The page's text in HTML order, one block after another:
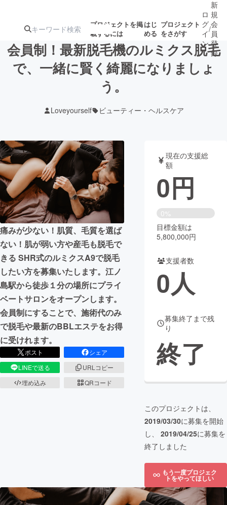
プロジェクトを掲
載するには
はじ
める
プロジェクト
をさがす
注目の新着プロ
テクノロジー・ガジェット
映像・映画 書籍・雑誌
ビジネス・起業 チャレンジ
まちづくり・地域活性化
CAMPFIRE for Social Good
CAMPFIRE Creation
CAMPFIREふるさと納税
コミュニティ
ロ
グ
イ
ン
/
新
規
会
員
登
録
会員制！最新脱毛機のルミクス脱毛
で、一緒に賢く綺麗になりましょ
う。
Loveyourself ビューティー・ヘルスケア
痛みが少ない！肌質、毛質を選ば
ない！肌が弱い方や産毛も脱毛で
きる SHR式のルミクスA9で脱毛
したい方を募集いたします。江ノ
島駅から徒歩１分の場所にプライ
ベートサロンをオープンします。
会員制にすることで、施術代のみ
で脱毛や最新のBBLエステをお得
に受けれます。
ポスト
シェア
LINEで送る
URLコピー
埋め込み
QRコード
現在の支援総
額
0円
0%
目標金額は
5,800,000円
支援者数
0人
募集終了まで残
り
終了
このプロジェクトは、
2019/03/30に募集を開始
し、 2019/04/25に募集を
終了しました
もう一度プロジェク
トをやってほしい